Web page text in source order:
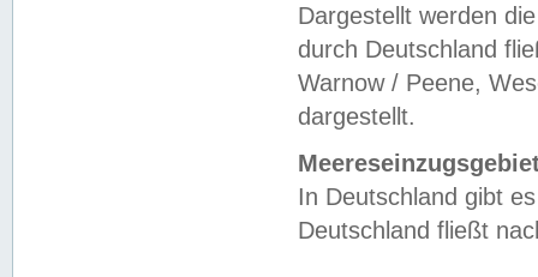
Dargestellt werden
durch Deutschland
Warnow / Peene,
dargestellt.
In Deutschland gibt
Deutschland fließt